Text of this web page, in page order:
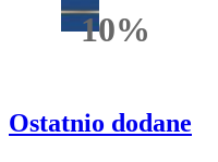
10%Rabatu
Ostatnio dodane